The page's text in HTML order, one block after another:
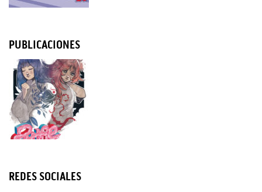
PUBLICACIONES
REDES SOCIALES